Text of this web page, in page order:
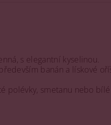
s elegantní kyselinou.
banán a lískové
smetanu nebo bílé